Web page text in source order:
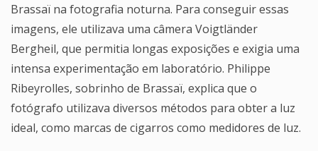
Brassaï na fotografia noturna. Para conseguir essas
imagens, ele utilizava uma câmera Voigtländer
Bergheil, que permitia longas exposições e exigia uma
intensa experimentação em laboratório. Philippe
Ribeyrolles, sobrinho de Brassaï, explica que o
fotógrafo utilizava diversos métodos para obter a luz
ideal, como marcas de cigarros como medidores de luz.